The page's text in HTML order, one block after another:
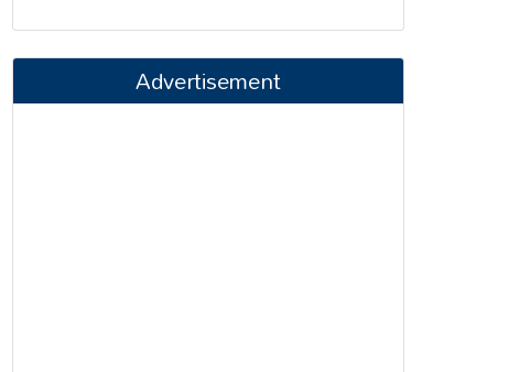
Advertisement